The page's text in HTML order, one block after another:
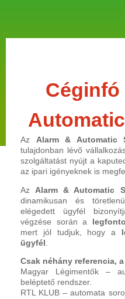
Céginfó
Az Alarm & Automatic
tulajdonban lévő
szolgáltatást nyújt a
az ipari igényeknek is
Az Alarm & Automatic
dinamikusan és
elégedett ügyfél
végzése során a
mert jól tudjuk, hogy a
ügyfél
Csak néhány referencia,
Magyar Légimentők –
beléptető rendszer.
RTL KLUB – automata